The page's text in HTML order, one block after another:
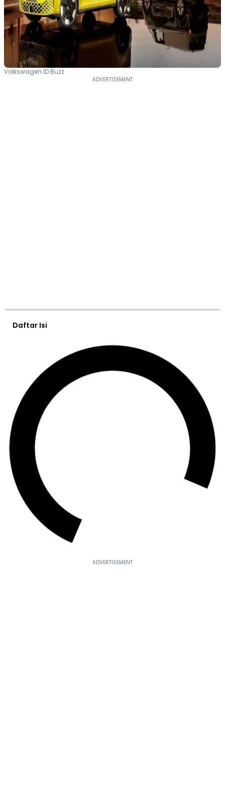
Volkswagen ID.Buzz
Daftar Isi